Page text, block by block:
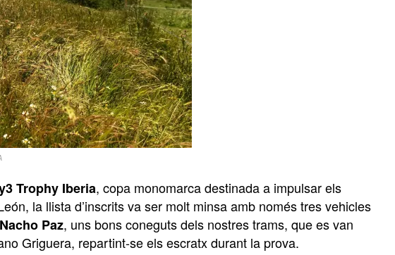
Trophy Iberia, copa monomarca destinada a impulsar els
la llista d’inscrits va ser molt minsa amb només tres vehicles
Paz, uns bons coneguts dels nostres trams, que es van
Griguera, repartint-se els escratx durant la prova.